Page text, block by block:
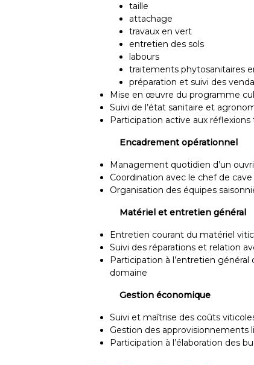
taille
attachage
travaux en vert
entretien des sols
labours
traitements phytosanitaires
préparation et suivi des
Mise en œuvre du programme
Suivi de l’état sanitaire et
Participation active aux
Encadrement opérationnel
Management quotidien d’un
Coordination avec le chef de
Organisation des équipes
Matériel et entretien général
Entretien courant du matériel
Suivi des réparations et relation
Participation à l’entretien
domaine
Gestion économique
Suivi et maîtrise des coûts
Gestion des approvisionnements
Participation à l’élaboration des